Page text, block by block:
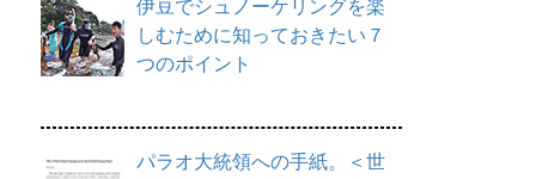
伊豆でシュノーケリングを楽
しむために知っておきたい７
つのポイント
パラオ大統領への手紙。＜世